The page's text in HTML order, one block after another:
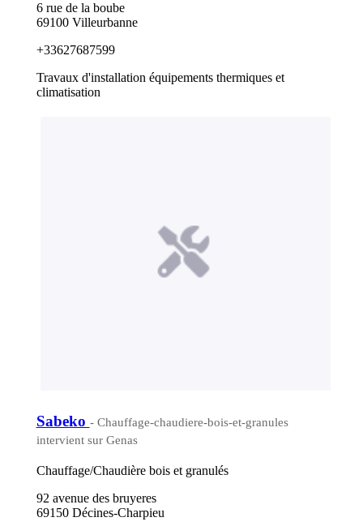
6 rue de la boube
69100 Villeurbanne
+33627687599
Travaux d'installation équipements thermiques et
climatisation
Sabeko - Chauffage-chaudiere-bois-et-granules
intervient sur Genas
Chauffage/Chaudière bois et granulés
92 avenue des bruyeres
69150 Décines-Charpieu